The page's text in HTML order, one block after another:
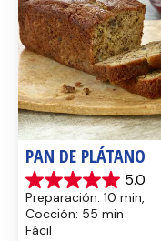
PAN DE PLÁTANO
5.0
5.0
de
5
estrellas.
Preparación: 10 min,
Cocción: 55 min
Fácil